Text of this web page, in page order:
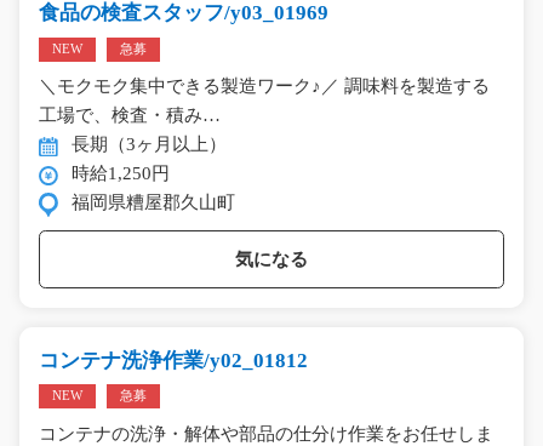
食品の検査スタッフ/y03_01969
NEW 急募
＼モクモク集中できる製造ワーク♪／ 調味料を製造する
工場で、検査・積み…
長期（3ヶ月以上）
時給1,250円
福岡県糟屋郡久山町
気になる
コンテナ洗浄作業/y02_01812
NEW 急募
コンテナの洗浄・解体や部品の仕分け作業をお任せしま